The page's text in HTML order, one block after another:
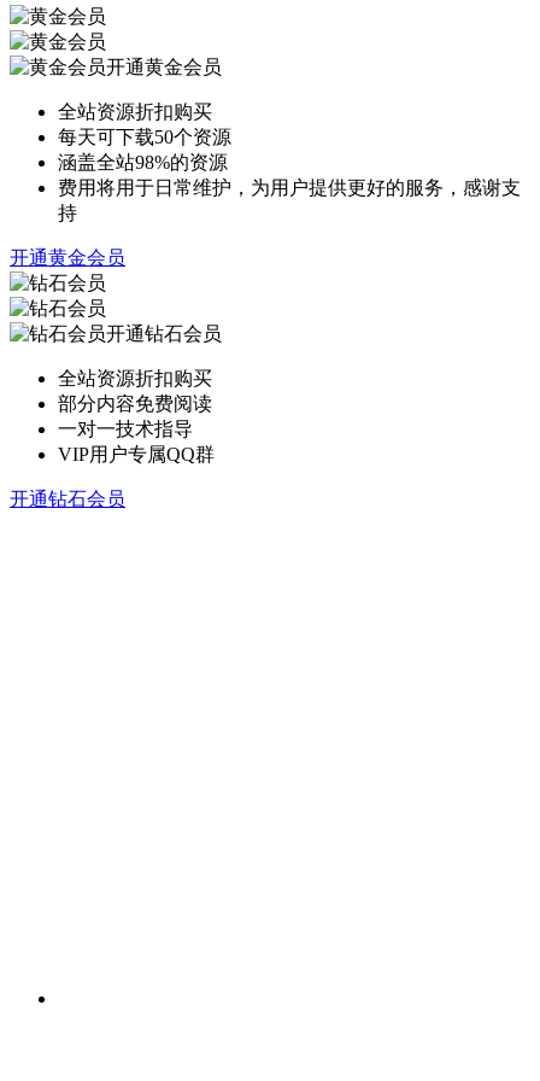
开通黄金会员
全站资源折扣购买
每天可下载50个资源
涵盖全站98%的资源
费用将用于日常维护，为用户提供更好的服务，感谢支
持
开通黄金会员
开通钻石会员
全站资源折扣购买
部分内容免费阅读
一对一技术指导
VIP用户专属QQ群
开通钻石会员